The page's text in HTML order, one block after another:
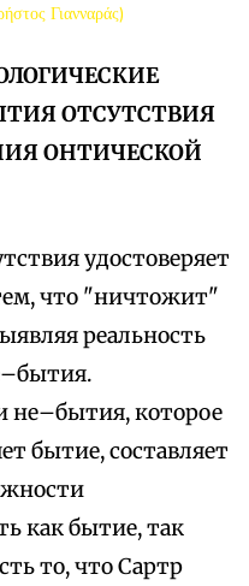
Γιανναράς)
ОТСУТСТВИЯ
ОНТИЧЕСКОЙ
удостоверяет
что "ничтожит"
реальность
не–бытия, которое
бытие, составляет
как бытие, так
то, что Сартр